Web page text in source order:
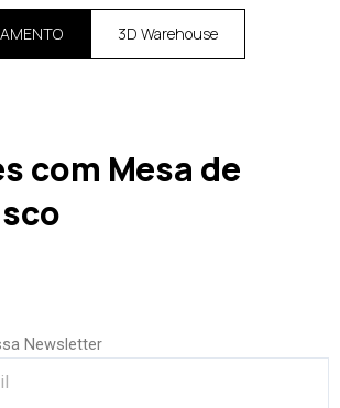
3D Warehouse
com Mesa de
Newsletter